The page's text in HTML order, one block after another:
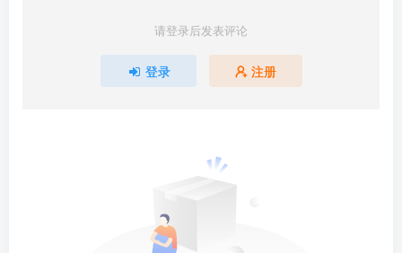
请登录后发表评论
登录 注册